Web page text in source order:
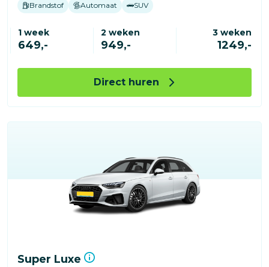
Brandstof Automaat SUV
1 week
649,-
2 weken
949,-
3 weken
1249,-
Direct huren
Super Luxe